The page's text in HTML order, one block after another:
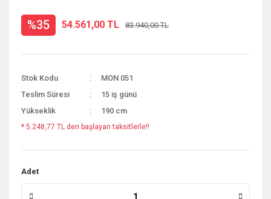
%35 54.561,00 TL 83.940,00 TL
Stok Kodu
MON 051
Teslim Süresi
15 iş günü
Yükseklik
190 cm
* 5.248,77 TL den başlayan taksitlerle!!
Adet